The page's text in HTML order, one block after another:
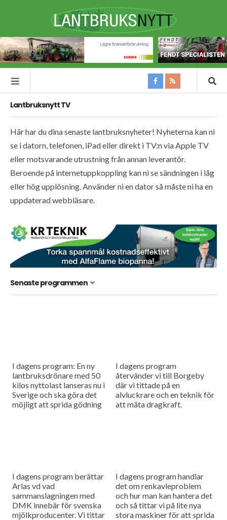
Lantbruksnytt TV
Här har du dina senaste lantbruksnyheter! Nyheterna kan ni
se i datorn, telefonen, iPad eller direkt i TV:n via Apple TV
eller motsvarande utrustning från annan leverantör.
Beroende på internetuppkoppling kan ni se sändningen i låg
eller hög upplösning. Använder ni en dator så måste ni ha en
uppdaterad webbläsare.
Senaste programmen
I dagens program: En ny
lantbruksdrönare med 50
kilos nyttolast lanseras nu i
Sverige och ska göra det
möjligt att sprida gödning
I dagens program
återvänder vi till Borgeby
där vi tittade på en
alvluckrare och en teknik för
att mäta dragkraft.
I dagens program berättar
Arlas vd vad
sammanslagningen med
DMK innebär för svenska
mjölkproducenter. Vi tittar
I dagens program handlar
det om renkavleproblem
och hur man kan hantera det
och så tittar vi på lite nya
stora maskiner för att sprida